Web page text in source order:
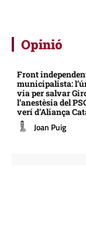
Opinió
Front
municipalista:
via per salvar
l’anestèsia del
verí d’Aliança
Joan Puig